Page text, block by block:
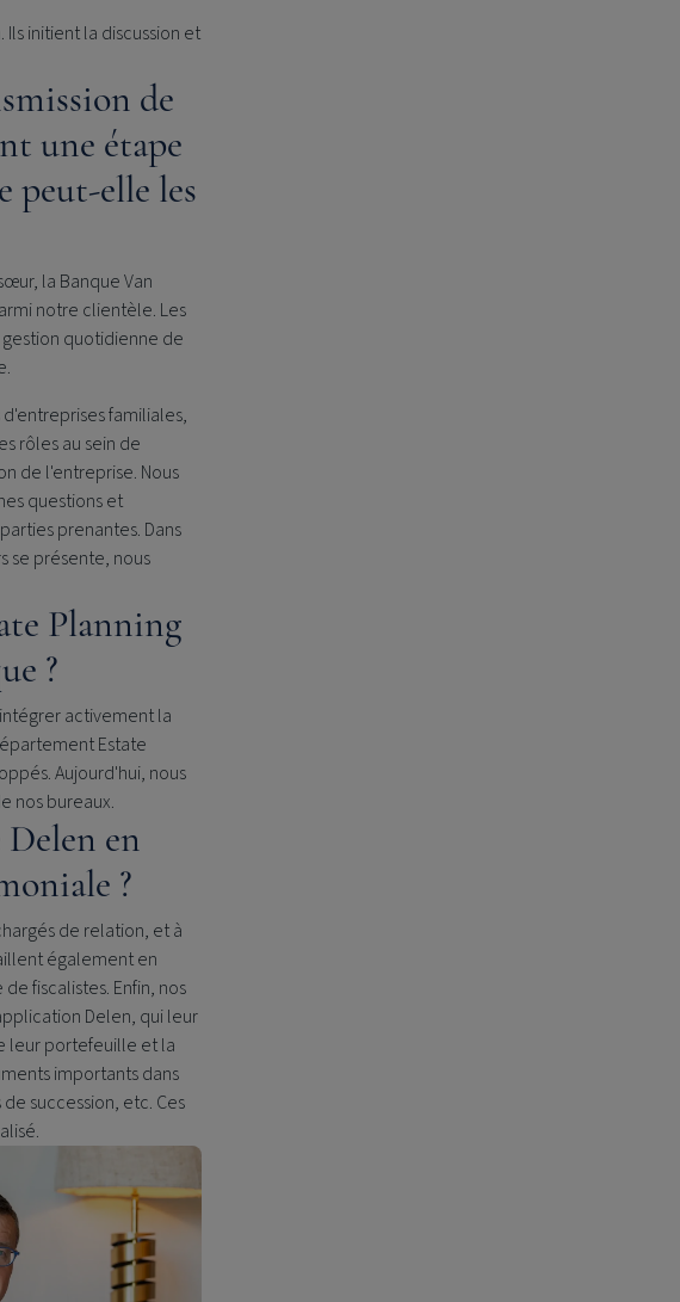
initient la discussion et
de
une étape
peut-elle les
la Banque Van
notre clientèle. Les
quotidienne de
familiales,
rôles au sein de
de l'entreprise. Nous
questions et
prenantes. Dans
se présente, nous
Planning
?
activement la
Estate
Aujourd'hui, nous
nos bureaux.
en
?
de relation, et à
également en
fiscalistes. Enfin, nos
Delen, qui leur
leur portefeuille et la
importants dans
succession, etc. Ces